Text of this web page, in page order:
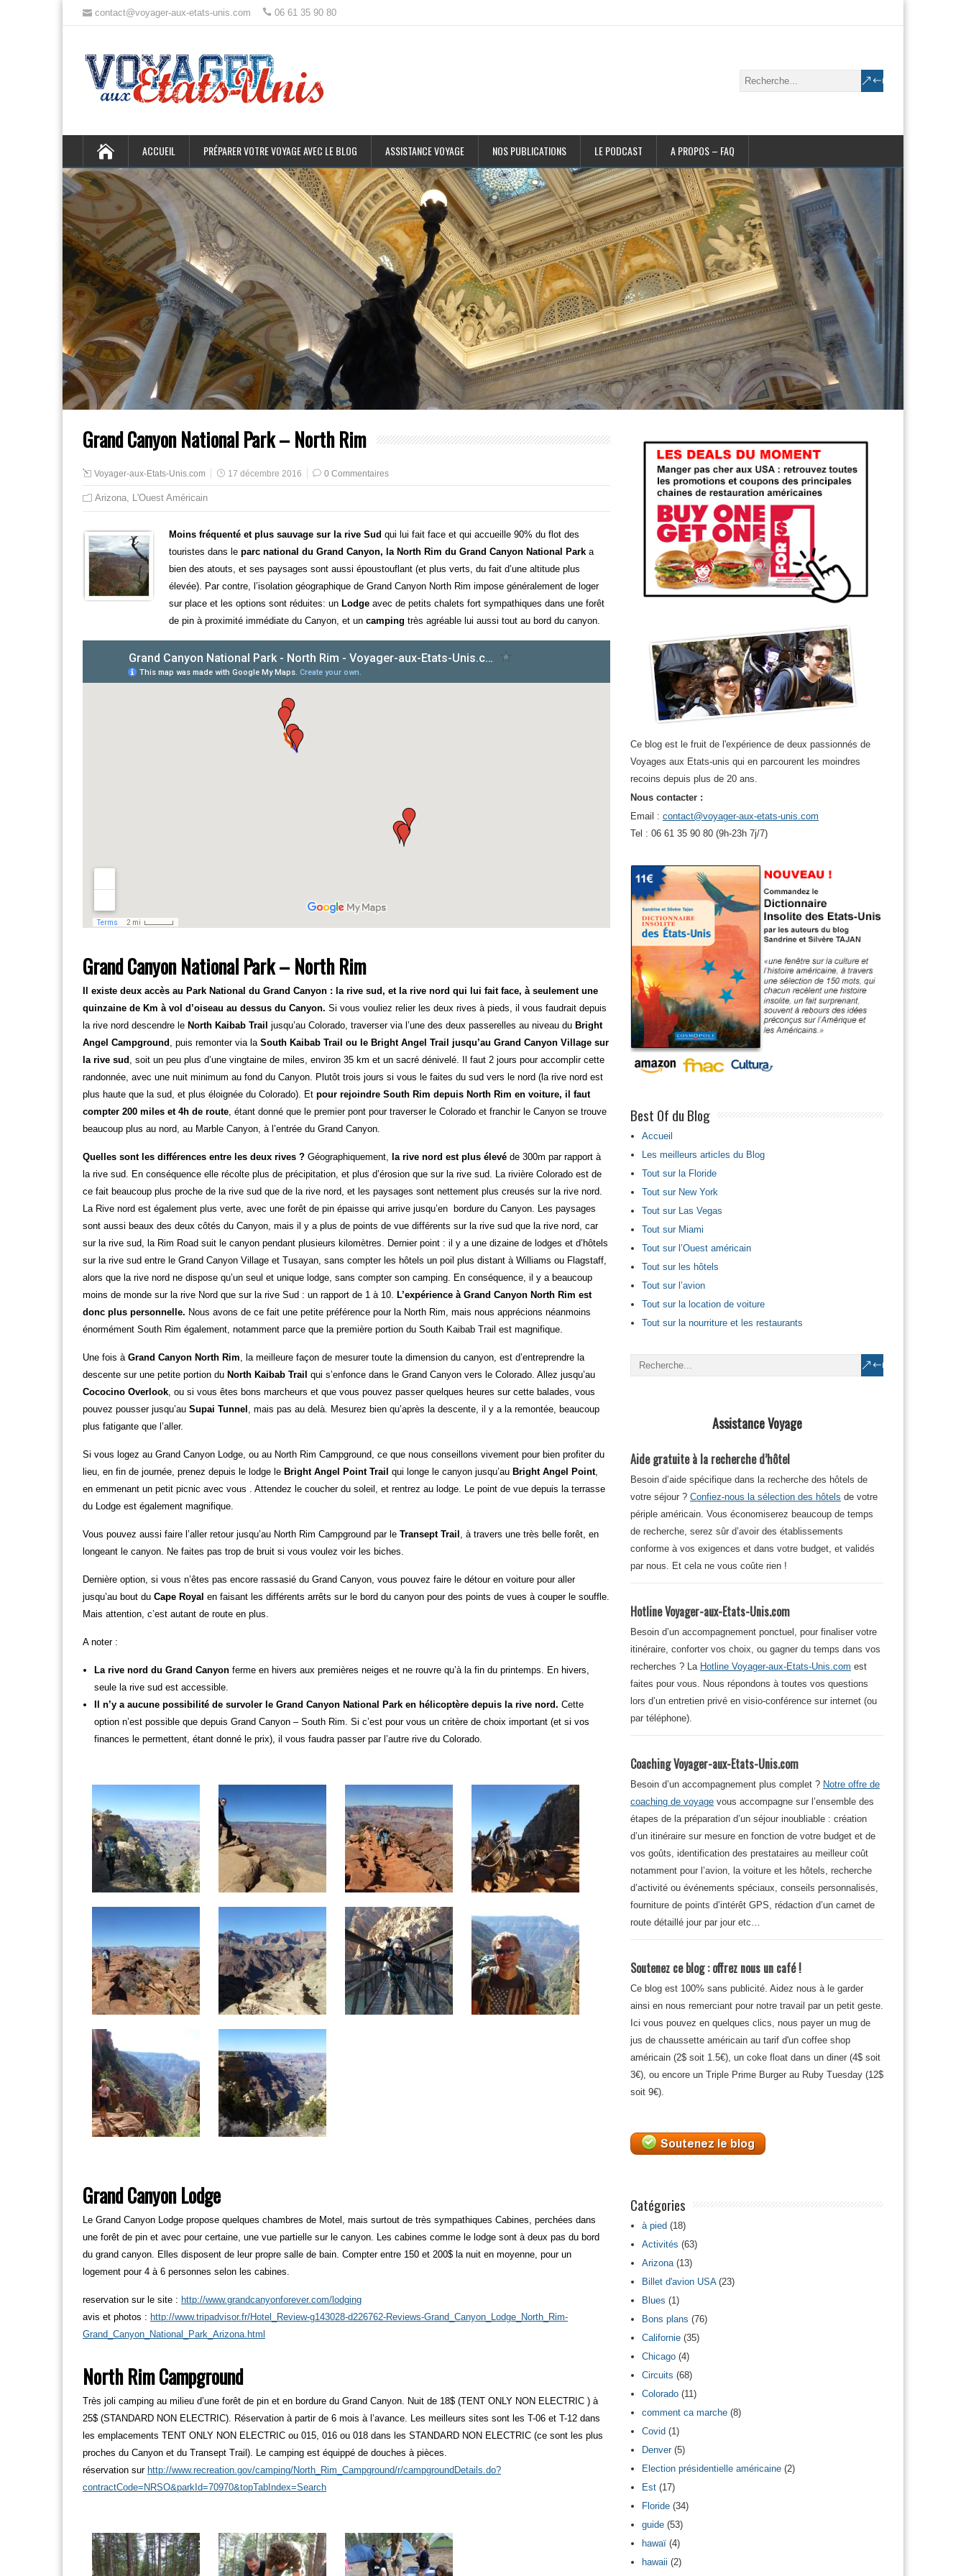
contact@voyager-aux-etats-unis.com 06 61 35 90 80
ACCUEIL PRÉPARER VOTRE VOYAGE AVEC LE BLOG ASSISTANCE VOYAGE NOS PUBLICATIONS LE PODCAST A PROPOS – FAQ
Grand Canyon National Park – North Rim
Voyager-aux-Etats-Unis.com 17 décembre 2016 0 Commentaires
Arizona, L'Ouest Américain
Moins fréquenté et plus sauvage sur la rive Sud qui lui fait face et qui accueille 90% du flot des
touristes dans le parc national du Grand Canyon, la North Rim du Grand Canyon National Park a
bien des atouts, et ses paysages sont aussi époustouflant (et plus verts, du fait d’une altitude plus
élevée). Par contre, l’isolation géographique de Grand Canyon North Rim impose généralement de loger
sur place et les options sont réduites: un Lodge avec de petits chalets fort sympathiques dans une forêt
de pin à proximité immédiate du Canyon, et un camping très agréable lui aussi tout au bord du canyon.
Grand Canyon National Park – North Rim
Il existe deux accès au Park National du Grand Canyon : la rive sud, et la rive nord qui lui fait face, à seulement une
quinzaine de Km à vol d’oiseau au dessus du Canyon. Si vous vouliez relier les deux rives à pieds, il vous faudrait depuis
la rive nord descendre le North Kaibab Trail jusqu’au Colorado, traverser via l’une des deux passerelles au niveau du Bright
Angel Campground , puis remonter via la South Kaibab Trail ou le Bright Angel Trail jusqu’au Grand Canyon Village sur
la rive sud , soit un peu plus d’une vingtaine de miles, environ 35 km et un sacré dénivelé. Il faut 2 jours pour accomplir cette
randonnée, avec une nuit minimum au fond du Canyon. Plutôt trois jours si vous le faites du sud vers le nord (la rive nord est
plus haute que la sud, et plus éloignée du Colorado). Et pour rejoindre South Rim depuis North Rim en voiture, il faut
compter 200 miles et 4h de route, étant donné que le premier pont pour traverser le Colorado et franchir le Canyon se trouve
beaucoup plus au nord, au Marble Canyon, à l’entrée du Grand Canyon.
Quelles sont les différences entre les deux rives ? Géographiquement, la rive nord est plus élevé de 300m par rapport à
la rive sud. En conséquence elle récolte plus de précipitation, et plus d’érosion que sur la rive sud. La rivière Colorado est de
ce fait beaucoup plus proche de la rive sud que de la rive nord, et les paysages sont nettement plus creusés sur la rive nord.
La Rive nord est également plus verte, avec une forêt de pin épaisse qui arrive jusqu’en bordure du Canyon. Les paysages
sont aussi beaux des deux côtés du Canyon, mais il y a plus de points de vue différents sur la rive sud que la rive nord, car
sur la rive sud, la Rim Road suit le canyon pendant plusieurs kilomètres. Dernier point : il y a une dizaine de lodges et d’hôtels
sur la rive sud entre le Grand Canyon Village et Tusayan, sans compter les hôtels un poil plus distant à Williams ou Flagstaff,
alors que la rive nord ne dispose qu’un seul et unique lodge, sans compter son camping. En conséquence, il y a beaucoup
moins de monde sur la rive Nord que sur la rive Sud : un rapport de 1 à 10. L’expérience à Grand Canyon North Rim est
donc plus personnelle. Nous avons de ce fait une petite préférence pour la North Rim, mais nous apprécions néanmoins
énormément South Rim également, notamment parce que la première portion du South Kaibab Trail est magnifique.
Une fois à Grand Canyon North Rim, la meilleure façon de mesurer toute la dimension du canyon, est d’entreprendre la
descente sur une petite portion du North Kaibab Trail qui s’enfonce dans le Grand Canyon vers le Colorado. Allez jusqu’au
Cococino Overlook, ou si vous êtes bons marcheurs et que vous pouvez passer quelques heures sur cette balades, vous
pouvez pousser jusqu’au Supai Tunnel , mais pas au delà. Mesurez bien qu’après la descente, il y a la remontée, beaucoup
plus fatigante que l’aller.
Si vous logez au Grand Canyon Lodge, ou au North Rim Campground, ce que nous conseillons vivement pour bien profiter du
lieu, en fin de journée, prenez depuis le lodge le Bright Angel Point Trail qui longe le canyon jusqu’au Bright Angel Point,
en emmenant un petit picnic avec vous . Attendez le coucher du soleil, et rentrez au lodge. Le point de vue depuis la terrasse
du Lodge est également magnifique.
Vous pouvez aussi faire l’aller retour jusqu’au North Rim Campground par le Transept Trail , à travers une très belle forêt, en
longeant le canyon. Ne faites pas trop de bruit si vous voulez voir les biches.
Dernière option, si vous n’êtes pas encore rassasié du Grand Canyon, vous pouvez faire le détour en voiture pour aller
jusqu’au bout du Cape Royal en faisant les différents arrêts sur le bord du canyon pour des points de vues à couper le souffle.
Mais attention, c’est autant de route en plus.
A noter :
La rive nord du Grand Canyon ferme en hivers aux premières neiges et ne rouvre qu’à la fin du printemps. En hivers,
seule la rive sud est accessible.
Il n’y a aucune possibilité de survoler le Grand Canyon National Park en hélicoptère depuis la rive nord. Cette
option n’est possible que depuis Grand Canyon – South Rim. Si c’est pour vous un critère de choix important (et si vos
finances le permettent, étant donné le prix), il vous faudra passer par l’autre rive du Colorado.
Grand Canyon Lodge
Le Grand Canyon Lodge propose quelques chambres de Motel, mais surtout de très sympathiques Cabines, perchées dans
une forêt de pin et avec pour certaine, une vue partielle sur le canyon. Les cabines comme le lodge sont à deux pas du bord
du grand canyon. Elles disposent de leur propre salle de bain. Compter entre 150 et 200$ la nuit en moyenne, pour un
logement pour 4 à 6 personnes selon les cabines.
reservation sur le site : http://www.grandcanyonforever.com/lodging
avis et photos : http://www.tripadvisor.fr/Hotel_Review-g143028-d226762-Reviews-Grand_Canyon_Lodge_North_Rim-
Grand_Canyon_National_Park_Arizona.html
North Rim Campground
Très joli camping au milieu d’une forêt de pin et en bordure du Grand Canyon. Nuit de 18$ (TENT ONLY NON ELECTRIC ) à
25$ (STANDARD NON ELECTRIC). Réservation à partir de 6 mois à l’avance. Les meilleurs sites sont les T-06 et T-12 dans
les emplacements TENT ONLY NON ELECTRIC ou 015, 016 ou 018 dans les STANDARD NON ELECTRIC (ce sont les plus
proches du Canyon et du Transept Trail). Le camping est équippé de douches à pièces.
réservation sur http://www.recreation.gov/camping/North_Rim_Campground/r/campgroundDetails.do?
contractCode=NRSO&parkId=70970&topTabIndex=Search
Ce blog est le fruit de l'expérience de deux passionnés de
Voyages aux Etats-unis qui en parcourent les moindres
recoins depuis plus de 20 ans.
Nous contacter :
Email : contact@voyager-aux-etats-unis.com
Tel : 06 61 35 90 80 (9h-23h 7j/7)
Best Of du Blog
Accueil
Les meilleurs articles du Blog
Tout sur la Floride
Tout sur New York
Tout sur Las Vegas
Tout sur Miami
Tout sur l’Ouest américain
Tout sur les hôtels
Tout sur l’avion
Tout sur la location de voiture
Tout sur la nourriture et les restaurants
Assistance Voyage
Aide gratuite à la recherche d’hôtel
Besoin d’aide spécifique dans la recherche des hôtels de
votre séjour ? Confiez-nous la sélection des hôtels de votre
périple américain. Vous économiserez beaucoup de temps
de recherche, serez sûr d’avoir des établissements
conforme à vos exigences et dans votre budget, et validés
par nous. Et cela ne vous coûte rien !
Hotline Voyager-aux-Etats-Unis.com
Besoin d’un accompagnement ponctuel, pour finaliser votre
itinéraire, conforter vos choix, ou gagner du temps dans vos
recherches ? La Hotline Voyager-aux-Etats-Unis.com est
faites pour vous. Nous répondons à toutes vos questions
lors d’un entretien privé en visio-conférence sur internet (ou
par téléphone).
Coaching Voyager-aux-Etats-Unis.com
Besoin d’un accompagnement plus complet ? Notre offre de
coaching de voyage vous accompagne sur l’ensemble des
étapes de la préparation d’un séjour inoubliable : création
d’un itinéraire sur mesure en fonction de votre budget et de
vos goûts, identification des prestataires au meilleur coût
notamment pour l’avion, la voiture et les hôtels, recherche
d’activité ou événements spéciaux, conseils personnalisés,
fourniture de points d’intérêt GPS, rédaction d’un carnet de
route détaillé jour par jour etc…
Soutenez ce blog : offrez nous un café !
Ce blog est 100% sans publicité. Aidez nous à le garder
ainsi en nous remerciant pour notre travail par un petit geste.
Ici vous pouvez en quelques clics, nous payer un mug de
jus de chaussette américain au tarif d'un coffee shop
américain (2$ soit 1.5€), un coke float dans un diner (4$ soit
3€), ou encore un Triple Prime Burger au Ruby Tuesday (12$
soit 9€).
Catégories
à pied (18)
Activités (63)
Arizona(13)
Billet d'avion USA(23)
Blues (1)
Bons plans (76)
Californie (35)
Chicago (4)
Circuits (68)
Colorado (11)
comment ca marche (8)
Covid (1)
Denver(5)
Election présidentielle américaine (2)
Est (17)
Floride (34)
guide (53)
hawaï (4)
hawaii (2)